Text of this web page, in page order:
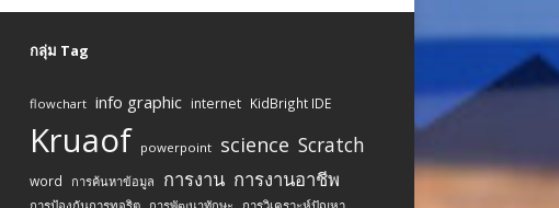
กลุ่ม Tag
flowchart info graphic internet KidBright IDE
Kruaof powerpoint science Scratch
word การค้นหาข้อมูล การงาน การงานอาชีพ